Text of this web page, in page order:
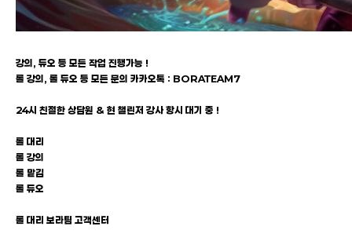
강의, 듀오 등 모든 작업 진행가능 !
롤 강의, 롤 듀오 등 모든 문의 카카오톡 : BORATEAM7
24시 친절한 상담원 & 현 챌린저 강사 항시 대기 중 !
롤 대리
롤 강의
롤 맡김
롤 듀오
롤 대리 보라팀 고객센터